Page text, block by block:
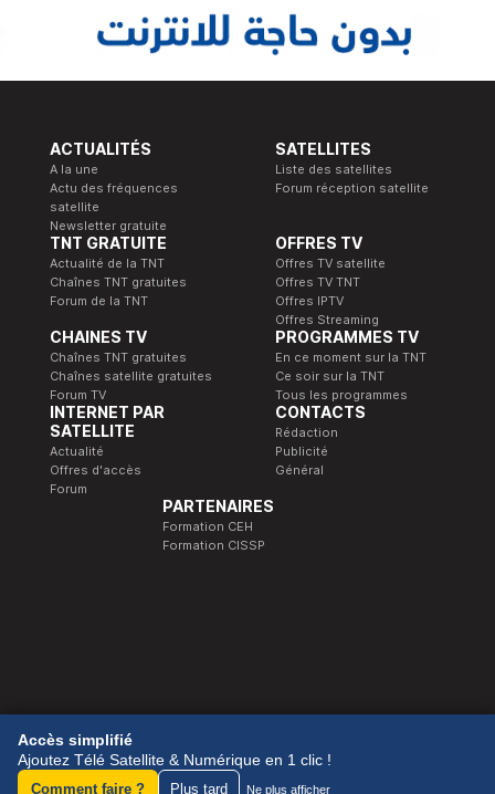
ACTUALITÉS
A la une
Actu des fréquences
satellite
Newsletter gratuite
SATELLITES
Liste des satellites
Forum réception satellite
TNT GRATUITE
Actualité de la TNT
Chaînes TNT gratuites
Forum de la TNT
OFFRES TV
Offres TV satellite
Offres TV TNT
Offres IPTV
Offres Streaming
CHAINES TV
Chaînes TNT gratuites
Chaînes satellite gratuites
Forum TV
PROGRAMMES TV
En ce moment sur la TNT
Ce soir sur la TNT
Tous les programmes
INTERNET PAR
SATELLITE
Actualité
Offres d'accès
Forum
CONTACTS
Rédaction
Publicité
Général
PARTENAIRES
Formation CEH
Formation CISSP
© 1989-2026 Télé Satellite et Numérique.
Accès simplifié
Ajoutez Télé Satellite & Numérique en 1 clic !
Comment faire ? Plus tard Ne plus afficher